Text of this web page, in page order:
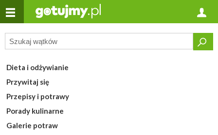
Dieta i odżywianie
Przywitaj się
Przepisy i potrawy
Porady kulinarne
Galerie potraw